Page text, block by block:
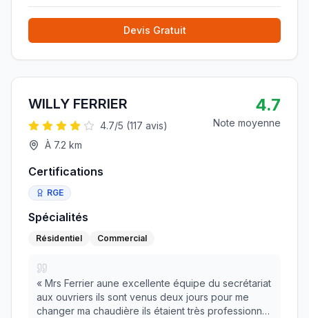
Devis Gratuit
WILLY FERRIER
4.7/5 (117 avis)
À 7.2 km
4.7
Note moyenne
Certifications
RGE
Spécialités
Résidentiel Commercial
« Mrs Ferrier aune excellente équipe du secrétariat
aux ouvriers ils sont venus deux jours pour me
changer ma chaudière ils étaient très professionnel